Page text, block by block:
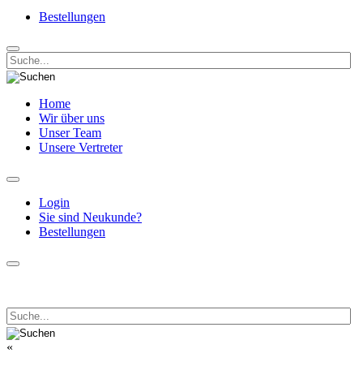
Bestellungen
Home
Wir über uns
Unser Team
Unsere Vertreter
Login
Sie sind Neukunde?
Bestellungen
«